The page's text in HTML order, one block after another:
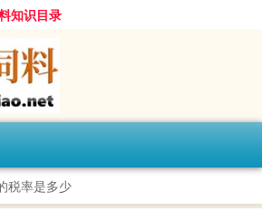
知识目录
税率是多少